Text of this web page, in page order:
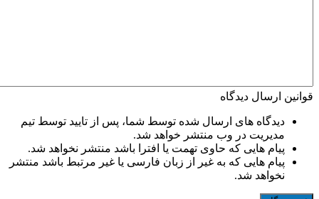
قوانین ارسال دیدگاه
دیدگاه های ارسال شده توسط شما، پس از تایید توسط تیم
مدیریت در وب منتشر خواهد شد.
پیام هایی که حاوی تهمت یا افترا باشد منتشر نخواهد شد.
پیام هایی که به غیر از زبان فارسی یا غیر مرتبط باشد منتشر
نخواهد شد.